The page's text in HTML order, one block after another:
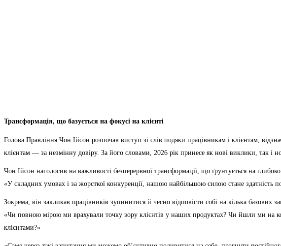
Трансформація, що базується на фокусі на клієнті
Голова Правління Чон Ійсон розпочав виступ зі слів подяки працівникам і клієнтам,
клієнтам — за незмінну довіру. За його словами, 2026 рік принесе як нові виклики, так і
Чон Ійсон наголосив на важливості безперервної трансформації, що ґрунтується на
«У складних умовах і за жорсткої конкуренції, нашою найбільшою силою стане здатність
Зокрема, він закликав працівників зупинитися й чесно відповісти собі на кілька базових
«Чи повною мірою ми врахували точку зору клієнтів у наших продуктах? Чи йшли ми на
клієнтами?»